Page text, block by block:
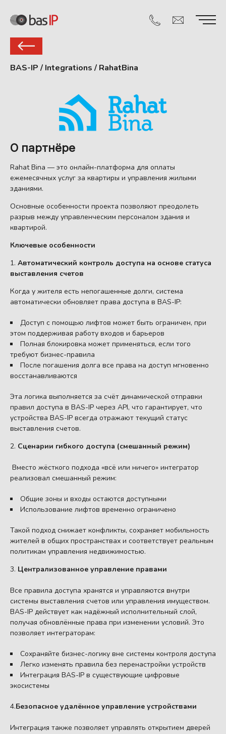
BAS-IP / Integrations / RahatBina
О партнёре
Rahat Bina — это онлайн-платформа для оплаты
ежемесячных услуг за квартиры и управления жилыми
зданиями.
Основные особенности проекта позволяют преодолеть
разрыв между управленческим персоналом здания и
квартирой.
Ключевые особенности
1. Автоматический контроль доступа на основе статуса
выставления счетов
Когда у жителя есть непогашенные долги, система
автоматически обновляет права доступа в BAS-IP:
Доступ с помощью лифтов может быть ограничен, при
этом поддерживая работу входов и барьеров
Полная блокировка может применяться, если того
требуют бизнес-правила
После погашения долга все права на доступ мгновенно
восстанавливаются
Эта логика выполняется за счёт динамической отправки
правил доступа в BAS-IP через API, что гарантирует, что
устройства BAS-IP всегда отражают текущий статус
выставления счетов.
2. Сценарии гибкого доступа (смешанный режим)
Вместо жёсткого подхода «всё или ничего» интегратор
реализовал смешанный режим:
Общие зоны и входы остаются доступными
Использование лифтов временно ограничено
Такой подход снижает конфликты, сохраняет мобильность
жителей в общих пространствах и соответствует реальным
политикам управления недвижимостью.
3. Централизованное управление правами
Все правила доступа хранятся и управляются внутри
системы выставления счетов или управления имуществом.
BAS-IP действует как надёжный исполнительный слой,
получая обновлённые права при изменении условий. Это
позволяет интеграторам:
Сохраняйте бизнес-логику вне системы контроля доступа
Легко изменять правила без перенастройки устройств
Интеграция BAS-IP в существующие цифровые
экосистемы
4.Безопасное удалённое управление устройствами
Интеграция также позволяет управлять открытием дверей